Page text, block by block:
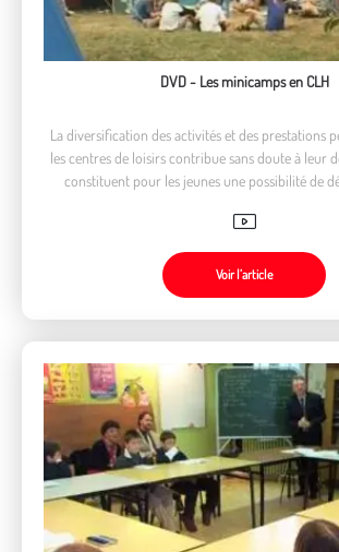
DVD - Les minicamps en CLH
La diversification des activités et des prestations
les centres de loisirs contribue sans doute à leur
constituent pour les jeunes une possibilité de
Voir l’article